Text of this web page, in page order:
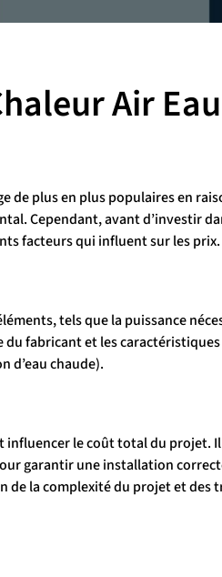
Air
de plus en plus populaires en
Cependant, avant d’investir
facteurs qui influent sur les prix.
tels que la puissance
du fabricant et les caractéristiques
d’eau chaude).
influencer le coût total du projet.
garantir une installation
de la complexité du projet et des